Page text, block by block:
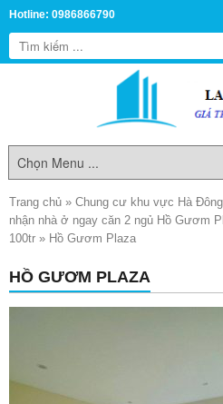
Hotline: 0986866790
Trang chủ » Chung cư khu vực Hà Đông
nhận nhà ở ngay căn 2 ngủ Hồ Gươm
100tr » Hồ Gươm Plaza
HỒ GƯƠM PLAZA